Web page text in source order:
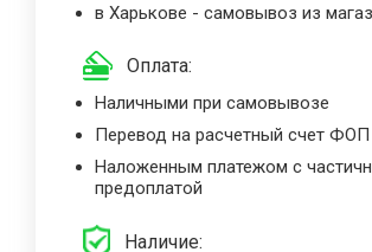
в Харькове - самовывоз из
Оплата:
Наличными при самовывозе
Перевод на расчетный счет ФОП
Наложенным платежом с
предоплатой
Наличие: